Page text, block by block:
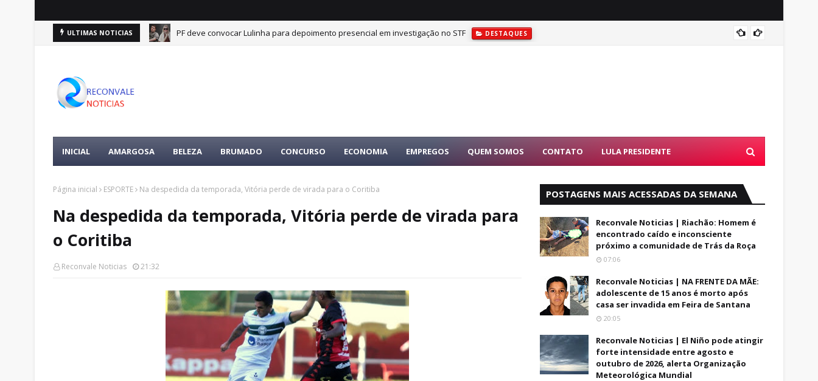
ULTIMAS NOTICIAS PF deve convocar Lulinha para depoimento presencial em investigação no STF DESTAQUES
INICIAL AMARGOSA BELEZA BRUMADO CONCURSO ECONOMIA EMPREGOS QUEM SOMOS CONTATO LULA PRESIDENTE
Página inicial ESPORTE Na despedida da temporada, Vitória perde de virada para o Coritiba
Na despedida da temporada, Vitória perde de virada para
o Coritiba
Reconvale Noticias 21:32
POSTAGENS MAIS ACESSADAS DA SEMANA
Reconvale Noticias | Riachão: Homem é
encontrado caído e inconsciente
próximo a comunidade de Trás da Roça
07:06
Reconvale Noticias | NA FRENTE DA MÃE:
adolescente de 15 anos é morto após
casa ser invadida em Feira de Santana
20:05
Reconvale Noticias | El Niño pode atingir
forte intensidade entre agosto e
outubro de 2026, alerta Organização
Meteorológica Mundial